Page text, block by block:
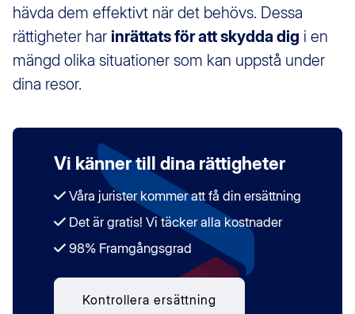
hävda dem effektivt när det behövs. Dessa
rättigheter har inrättats för att skydda dig i en
mängd olika situationer som kan uppstå under
dina resor.
Vi känner till dina rättigheter
Våra jurister kommer att få din ersättning
Det är gratis! Vi täcker alla kostnader
98% Framgångsgrad
Kontrollera ersättning